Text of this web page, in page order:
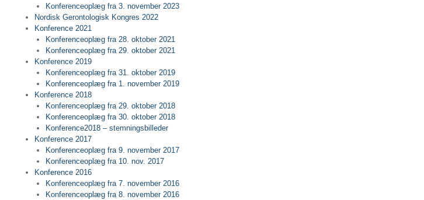
Konferenceoplæg fra 3. november 2023
Nordisk Gerontologisk Kongres 2022
Konference 2021
Konferenceoplæg fra 28. oktober 2021
Konferenceoplæg fra 29. oktober 2021
Konference 2019
Konferenceoplæg fra 31. oktober 2019
Konferenceoplæg fra 1. november 2019
Konference 2018
Konferenceoplæg fra 29. oktober 2018
Konferenceoplæg fra 30. oktober 2018
Konference2018 – stemningsbilleder
Konference 2017
Konferenceoplæg fra 9. november 2017
Konferenceoplæg fra 10. nov. 2017
Konference 2016
Konferenceoplæg fra 7. november 2016
Konferenceoplæg fra 8. november 2016